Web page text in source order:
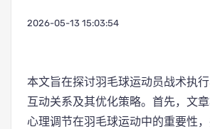
2026-05-13 15:03:54
本文旨在探讨羽毛球运动员战术执
互动关系及其优化策略。首先，文
心理调节在羽毛球运动中的重要性